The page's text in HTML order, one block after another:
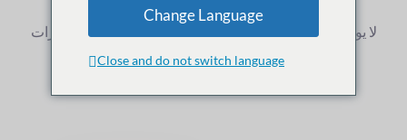
لا يوجد حلم صغير جدًا ، لنبدأ به. لكن لتبدأ تحتاج
أفضل الميزات
نبدأ الآن
Change Language
Close and do not switch language